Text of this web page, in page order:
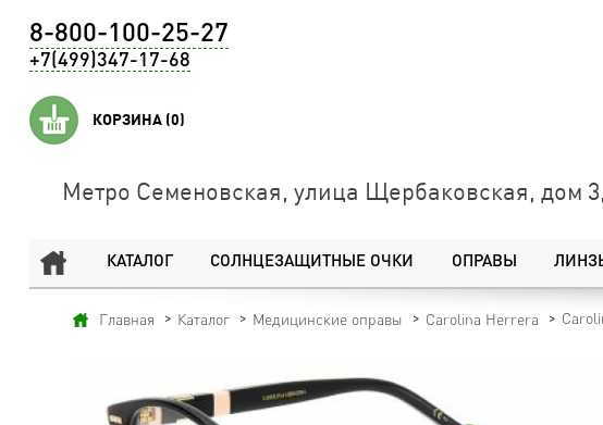
8-800-100-25-27
+7(499)347-17-68
КОРЗИНА (0)
Метро Семеновская, улица Щербаковская, дом 3,
КАТАЛОГ СОЛНЦЕЗАЩИТНЫЕ ОЧКИ ОПРАВЫ
Главная Каталог Медицинские оправы Carolina Herrera